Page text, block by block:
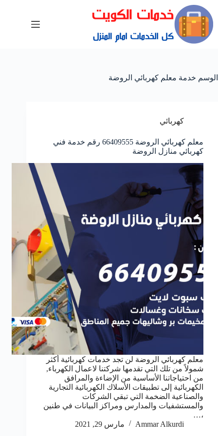
الوسم خدمة معلم كهربائي الروضة
كهربائي
معلم كهربائي الروضة 66409555 رقم خدمة فني
كهربائي منازل الروضة
معلم كهربائي الروضة لن تجد خدمات كهربائية أكثر
شمولاً من تلك التي تقدمها شركتنا لاعمال الكهرباء,
من احتياجاتنا الأساسية من الإضاءة والمرافق
الكهربائية إلى تطبيقات الأسلاك الكهربائية التجارية
والصناعية الضخمة التي تبقي الشركات
والمستشفيات والمدارس ومراكز البيانات في طنين
،…
Ammar Alkurdi
مارس 29, 2021